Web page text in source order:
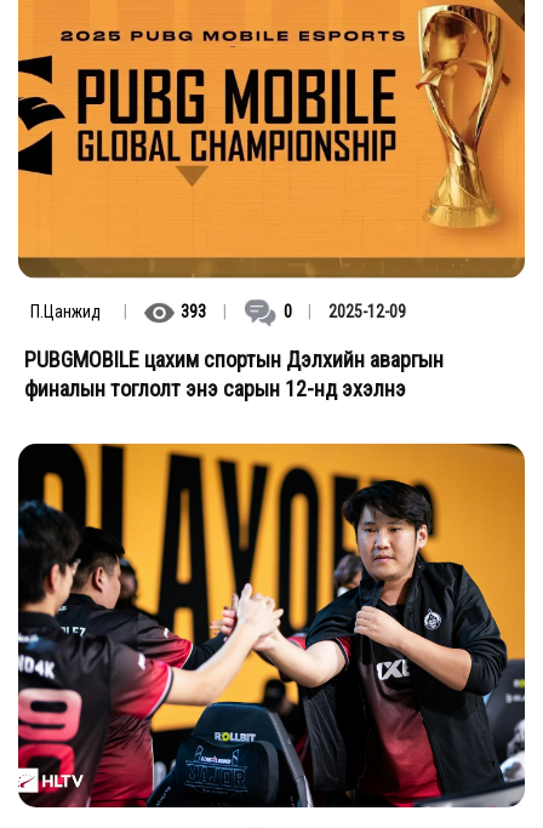
П.Цанжид 393 0 2025-12-09
PUBGMOBILE цахим спортын Дэлхийн аваргын
финалын тоглолт энэ сарын 12-нд эхэлнэ